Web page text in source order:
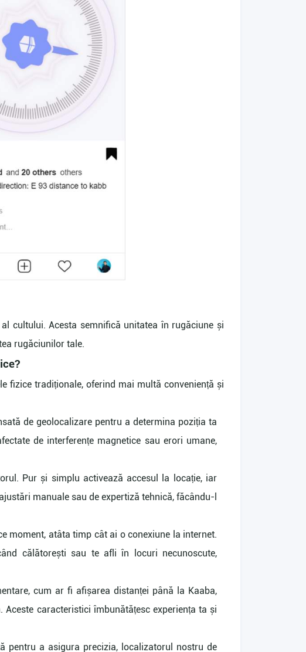
cultului. Acesta semnifică unitatea în rugăciune și
rugăciunilor tale.
fizice tradiționale, oferind mai multă conveniență și
de geolocalizare pentru a determina poziția ta
de interferențe magnetice sau erori umane,
Pur și simplu activează accesul la locație, iar
manuale sau de expertiză tehnică, făcându-l
moment, atâta timp cât ai o conexiune la internet.
călătorești sau te afli în locuri necunoscute,
cum ar fi afișarea distanței până la Kaaba,
caracteristici îmbunătățesc experiența ta și
pentru a asigura precizia, localizatorul nostru de